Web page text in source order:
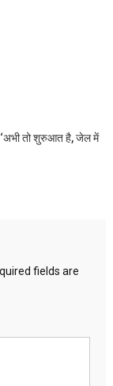
‘अभी तो शुरुआत है, जेल में
fields are